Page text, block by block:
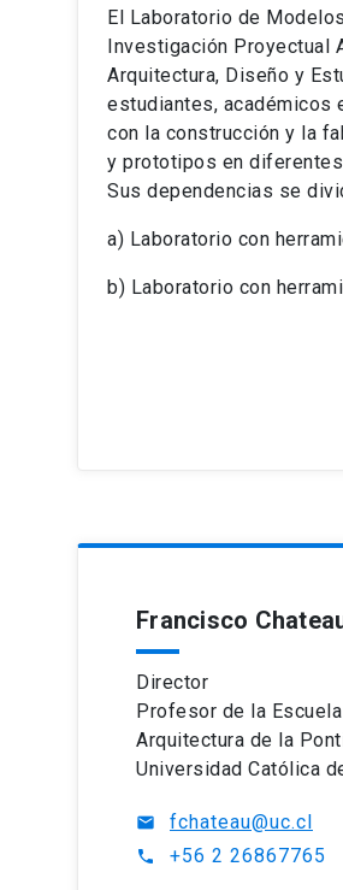
El Laboratorio de
Investigación Proyectual
Arquitectura, Diseño y
estudiantes, académicos
con la construcción y la
y prototipos en
Sus dependencias se
a) Laboratorio con
b) Laboratorio con
Francisco
Director
Profesor de la
Arquitectura de la
Universidad Católica
mail fchateau@uc.cl
phone +56 2 26867765